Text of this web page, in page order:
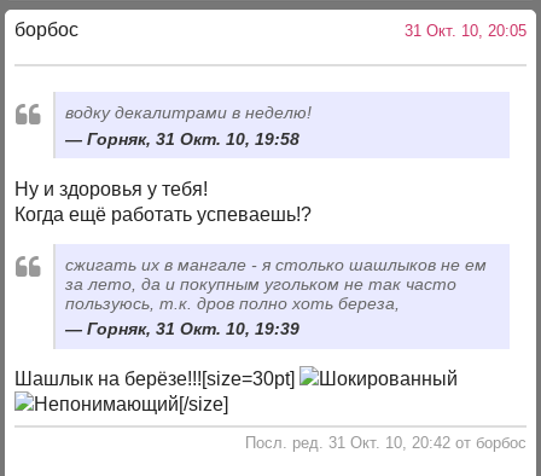
борбос 31 Окт. 10, 20:05
водку декалитрами в неделю!
Горняк, 31 Окт. 10, 19:58
Ну и здоровья у тебя!
Когда ещё работать успеваешь!?
сжигать их в мангале - я столько шашлыков не ем
за лето, да и покупным угольком не так часто
пользуюсь, т.к. дров полно хоть береза,
Горняк, 31 Окт. 10, 19:39
Шашлык на берёзе!!![size=30pt]
[/size]
Посл. ред. 31 Окт. 10, 20:42 от борбос